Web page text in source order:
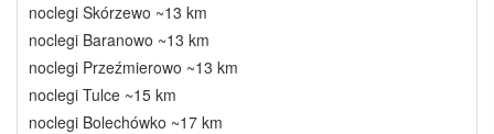
noclegi Skórzewo ~13 km
noclegi Baranowo ~13 km
noclegi Przeźmierowo ~13 km
noclegi Tulce ~15 km
noclegi Bolechówko ~17 km